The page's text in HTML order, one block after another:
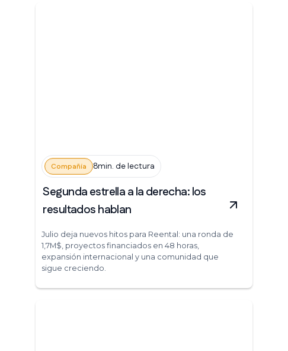
Compañía 8min. de lectura
Segunda estrella a la derecha: los
resultados hablan
Julio deja nuevos hitos para Reental: una ronda de
1,7M$, proyectos financiados en 48 horas,
expansión internacional y una comunidad que
sigue creciendo.